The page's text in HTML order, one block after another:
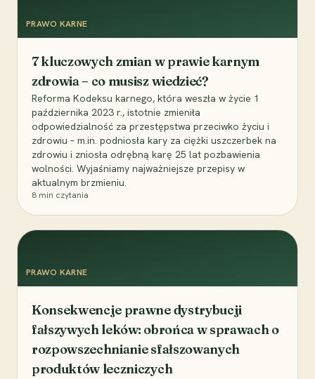
PRAWO KARNE
7 kluczowych zmian w prawie karnym
zdrowia – co musisz wiedzieć?
Reforma Kodeksu karnego, która weszła w życie 1
października 2023 r., istotnie zmieniła
odpowiedzialność za przestępstwa przeciwko życiu i
zdrowiu – m.in. podniosła kary za ciężki uszczerbek na
zdrowiu i zniosła odrębną karę 25 lat pozbawienia
wolności. Wyjaśniamy najważniejsze przepisy w
aktualnym brzmieniu.
8 min czytania
PRAWO KARNE
Konsekwencje prawne dystrybucji
fałszywych leków: obrońca w sprawach o
rozpowszechnianie sfałszowanych
produktów leczniczych